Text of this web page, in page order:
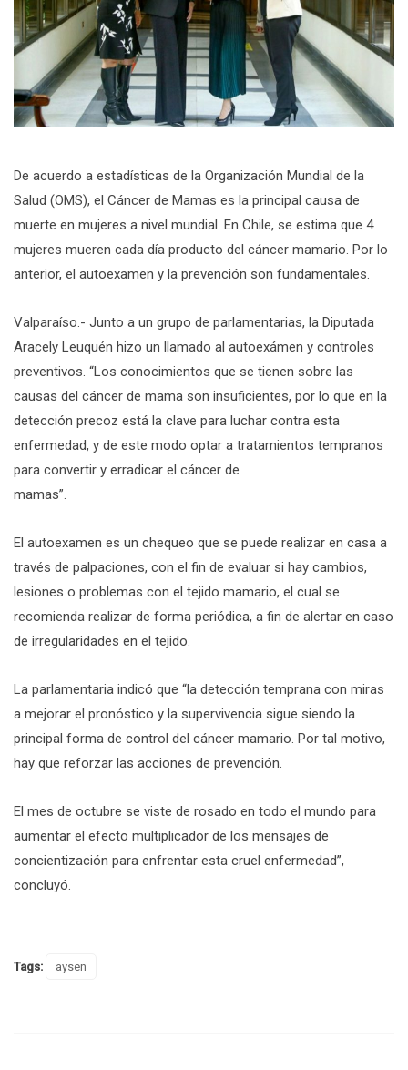
De acuerdo a estadísticas de la Organización Mundial de la
Salud (OMS), el Cáncer de Mamas es la principal causa de
muerte en mujeres a nivel mundial. En Chile, se estima que 4
mujeres mueren cada día producto del cáncer mamario. Por lo
anterior, el autoexamen y la prevención son fundamentales.
Valparaíso.- Junto a un grupo de parlamentarias, la Diputada
Aracely Leuquén hizo un llamado al autoexámen y controles
preventivos. “Los conocimientos que se tienen sobre las
causas del cáncer de mama son insuficientes, por lo que en la
detección precoz está la clave para luchar contra esta
enfermedad, y de este modo optar a tratamientos tempranos
para convertir y erradicar el cáncer de
mamas”.
El autoexamen es un chequeo que se puede realizar en casa a
través de palpaciones, con el fin de evaluar si hay cambios,
lesiones o problemas con el tejido mamario, el cual se
recomienda realizar de forma periódica, a fin de alertar en caso
de irregularidades en el tejido.
La parlamentaria indicó que “la detección temprana con miras
a mejorar el pronóstico y la supervivencia sigue siendo la
principal forma de control del cáncer mamario. Por tal motivo,
hay que reforzar las acciones de prevención.
El mes de octubre se viste de rosado en todo el mundo para
aumentar el efecto multiplicador de los mensajes de
concientización para enfrentar esta cruel enfermedad”,
concluyó.
Tags: aysen